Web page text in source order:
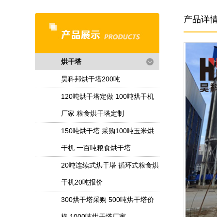
烘干塔
昊科邦烘干塔200吨
120吨烘干塔定做 100吨烘干机
厂家 粮食烘干塔定制
150吨烘干塔 采购100吨玉米烘
干机 一百吨粮食烘干塔
20吨连续式烘干塔 循环式粮食烘
干机20吨报价
300烘干塔采购 500吨烘干塔价
产品详